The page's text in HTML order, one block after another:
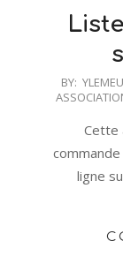
2023-
06-
BY:
Cette
ligne